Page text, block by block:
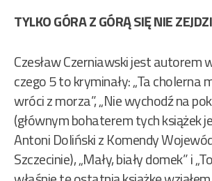
TYLKO GÓRA Z GÓRĄ SIĘ NIE
Czesław Czerniawski jest autorem
czego 5 to kryminały: „Ta cholerna
wróci z morza”, „Nie wychodź na
(głównym bohaterem tych książek
Antoni Doliński z Komendy
Szczecinie), „Mały, biały domek” i